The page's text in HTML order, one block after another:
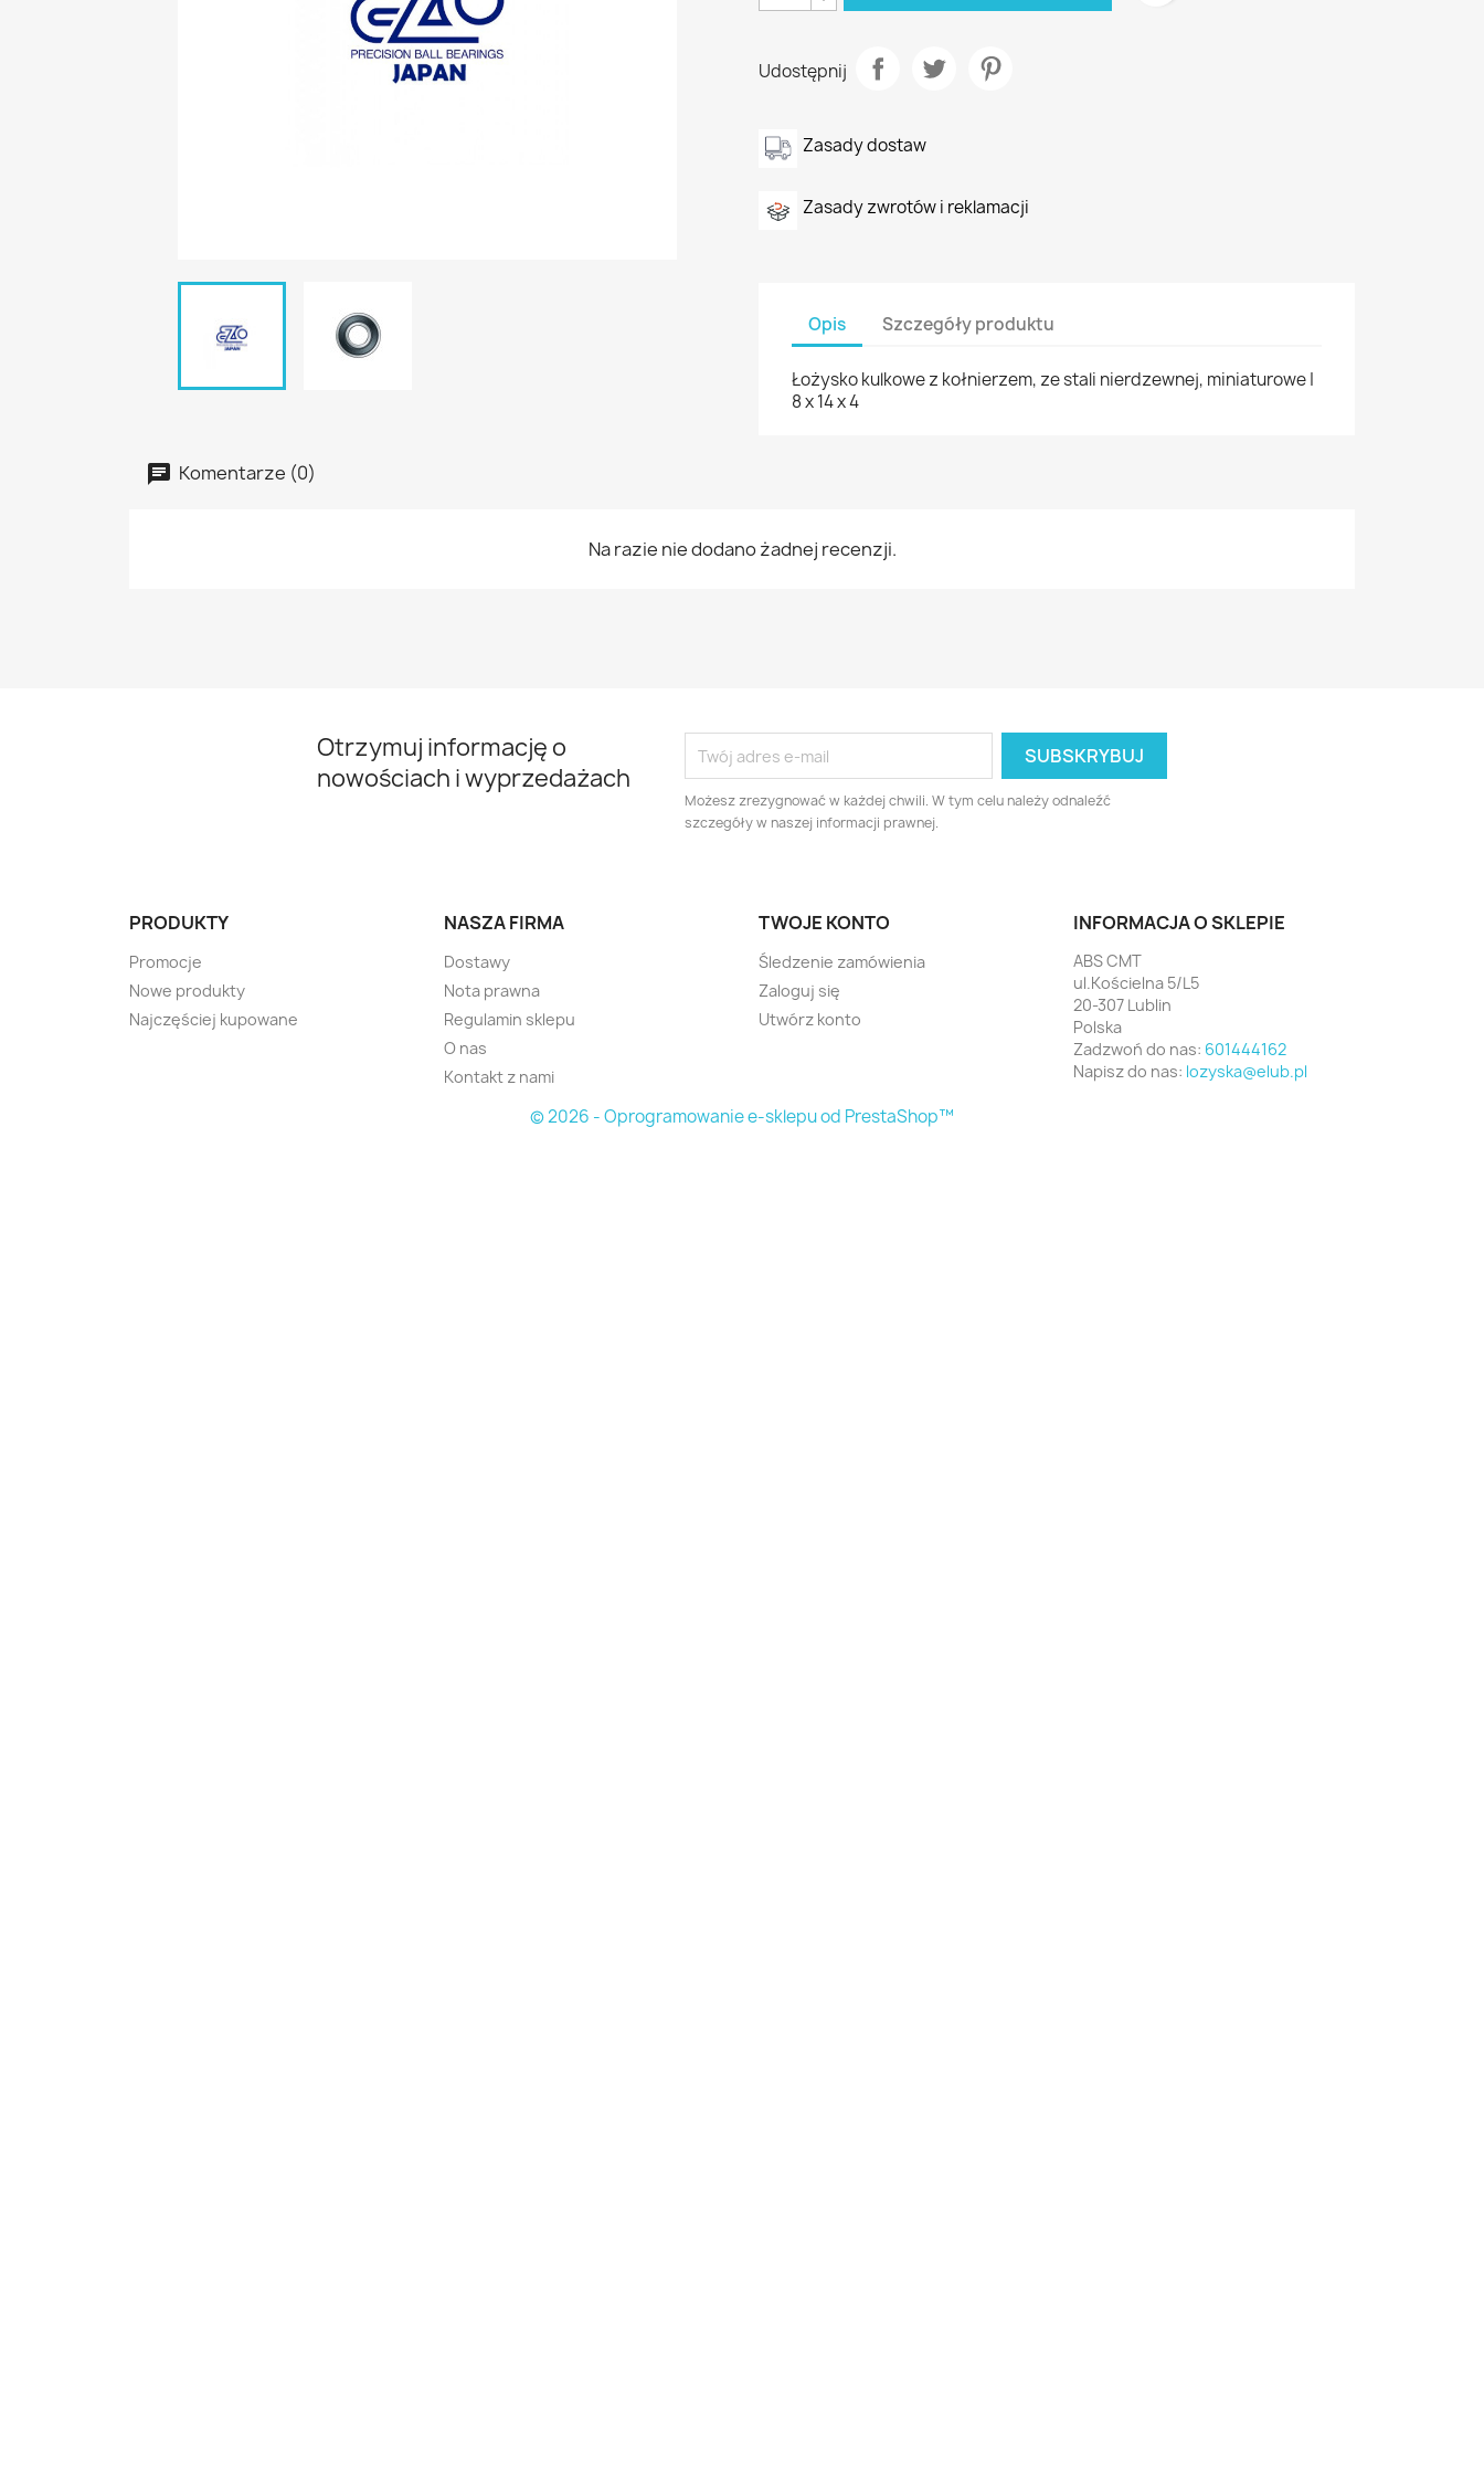
Udostępnij
Zasady dostaw
Zasady zwrotów i reklamacji
Opis Szczegóły produktu
Łożysko kulkowe z kołnierzem, ze stali nierdzewnej, miniaturowe |
8 x 14 x 4
Komentarze (0)
Na razie nie dodano żadnej recenzji.
Otrzymuj informację o
nowościach i wyprzedażach
Możesz zrezygnować w każdej chwili. W tym celu należy odnaleźć
szczegóły w naszej informacji prawnej.
PRODUKTY
Promocje
Nowe produkty
Najczęściej kupowane
NASZA FIRMA
Dostawy
Nota prawna
Regulamin sklepu
O nas
Kontakt z nami
TWOJE KONTO
Śledzenie zamówienia
Zaloguj się
Utwórz konto
INFORMACJA O SKLEPIE
ABS CMT
ul.Kościelna 5/L5
20-307 Lublin
Polska
Zadzwoń do nas: 601444162
Napisz do nas: lozyska@elub.pl
© 2026 - Oprogramowanie e-sklepu od PrestaShop™